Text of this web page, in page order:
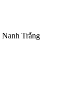
Nanh Trắng